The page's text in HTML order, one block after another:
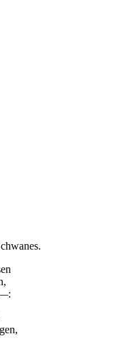
—: